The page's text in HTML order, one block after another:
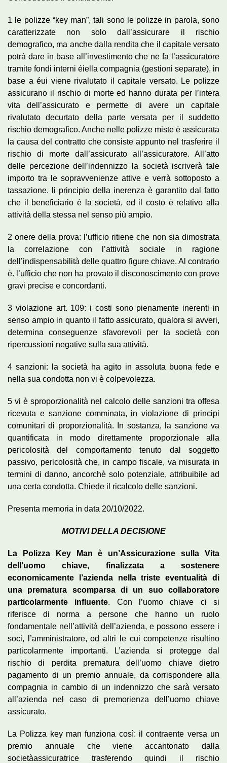
1 le polizze “key man”, tali sono le polizze in parola, sono
caratterizzate non solo dall’assicurare il rischio
demografico, ma anche dalla rendita che il capitale versato
potrà dare in base all’investimento che ne fa l’assicuratore
tramite fondi interni éiella compagnia (gestioni separate), in
base a éui viene rivalutato il capitale versato. Le polizze
assicurano il rischio di morte ed hanno durata per l’intera
vita dell’assicurato e permette di avere un capitale
rivalutato decurtato della parte versata per il suddetto
rischio demografico. Anche nelle polizze miste è assicurata
la causa del contratto che consiste appunto nel trasferire il
rischio di morte dall’assicurato all’assicuratore. All’atto
delle percezione dell’indennizzo la società iscriverà tale
importo tra le sopravvenienze attive e verrà sottoposto a
tassazione. li principio della inerenza è garantito dal fatto
che il beneficiario è la società, ed il costo è relativo alla
attività della stessa nel senso più ampio.
2 onere della prova: l’ufficio ritiene che non sia dimostrata
la correlazione con l’attività sociale in ragione
dell’indispensabilità delle quattro figure chiave. Al contrario
è. l’ufficio che non ha provato il disconoscimento con prove
gravi precise e concordanti.
3 violazione art. 109: i costi sono pienamente inerenti in
senso ampio in quanto il fatto assicurato, qualora si avveri,
determina conseguenze sfavorevoli per la società con
ripercussioni negative sulla sua attività.
4 sanzioni: la società ha agito in assoluta buona fede e
nella sua condotta non vi è colpevolezza.
5 vi è sproporzionalità nel calcolo delle sanzioni tra offesa
ricevuta e sanzione comminata, in violazione di principi
comunitari di proporzionalità. In sostanza, la sanzione va
quantificata in modo direttamente proporzionale alla
pericolosità del comportamento tenuto dal soggetto
passivo, pericolosità che, in campo fiscale, va misurata in
termini di danno, ancorchè solo potenziale, attribuibile ad
una certa condotta. Chiede il ricalcolo delle sanzioni.
Presenta memoria in data 20/10/2022.
MOTIVI DELLA DECISIONE
La Polizza Key Man è un’Assicurazione sulla Vita
dell’uomo chiave, finalizzata a sostenere
economicamente l’azienda nella triste eventualità di
una prematura scomparsa di un suo collaboratore
particolarmente influente. Con l’uomo chiave ci si
riferisce di norma a persone che hanno un ruolo
fondamentale nell’attività dell’azienda, e possono essere i
soci, l’amministratore, od altri le cui competenze risultino
particolarmente importanti. L’azienda si protegge dal
rischio di perdita prematura dell’uomo chiave dietro
pagamento di un premio annuale, da corrispondere alla
compagnia in cambio di un indennizzo che sarà versato
all’azienda nel caso di premorienza dell’uomo chiave
assicurato.
La Polizza key man funziona così: il contraente versa un
premio annuale che viene accantonato dalla
societàassicuratrice trasferendo quindi il rischio